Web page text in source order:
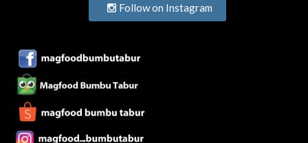
Follow on Instagram